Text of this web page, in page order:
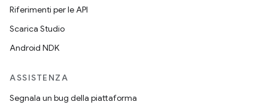
Riferimenti per le API
Scarica Studio
Android NDK
ASSISTENZA
Segnala un bug della piattaforma